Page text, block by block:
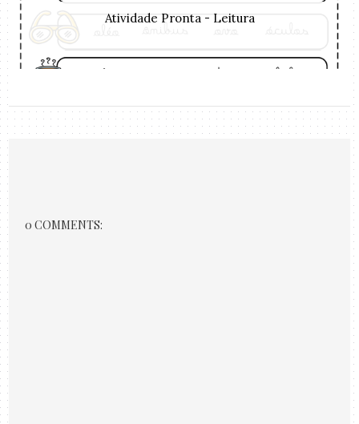
Atividade Pronta - Leitura
0 COMMENTS: